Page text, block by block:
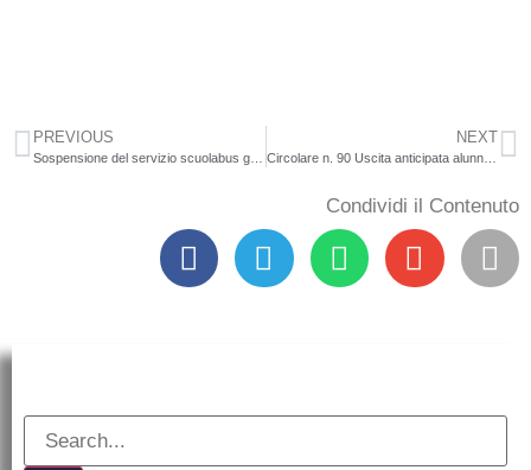
PREVIOUS NEXT
Circolare n. 90 Uscita anticipata alunni 15.05.26
Condividi il Contenuto